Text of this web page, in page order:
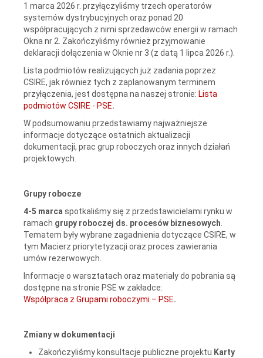
1 marca 2026 r. przyłączyliśmy trzech operatorów
systemów dystrybucyjnych oraz ponad 20
współpracujących z nimi sprzedawców energii w ramach
Okna nr 2. Zakończyliśmy również przyjmowanie
deklaracji dołączenia w Oknie nr 3 (z datą 1 lipca 2026 r.).
Lista podmiotów realizujących już zadania poprzez
CSIRE, jak również tych z zaplanowanym terminem
przyłączenia, jest dostępna na naszej stronie: Lista
podmiotów CSIRE - PSE.
W podsumowaniu przedstawiamy najważniejsze
informacje dotyczące ostatnich aktualizacji
dokumentacji, prac grup roboczych oraz innych działań
projektowych.
Grupy robocze
4-5 marca spotkaliśmy się z przedstawicielami rynku w
ramach grupy roboczej ds. procesów biznesowych
Tematem były wybrane zagadnienia dotyczące CSIRE, w
tym Macierz priorytetyzacji oraz proces zawierania
umów rezerwowych.
Informacje o warsztatach oraz materiały do pobrania są
dostępne na stronie PSE w zakładce:
Współpraca z Grupami roboczymi – PSE.
Zmiany w dokumentacji
Zakończyliśmy konsultacje publiczne projektu Karty